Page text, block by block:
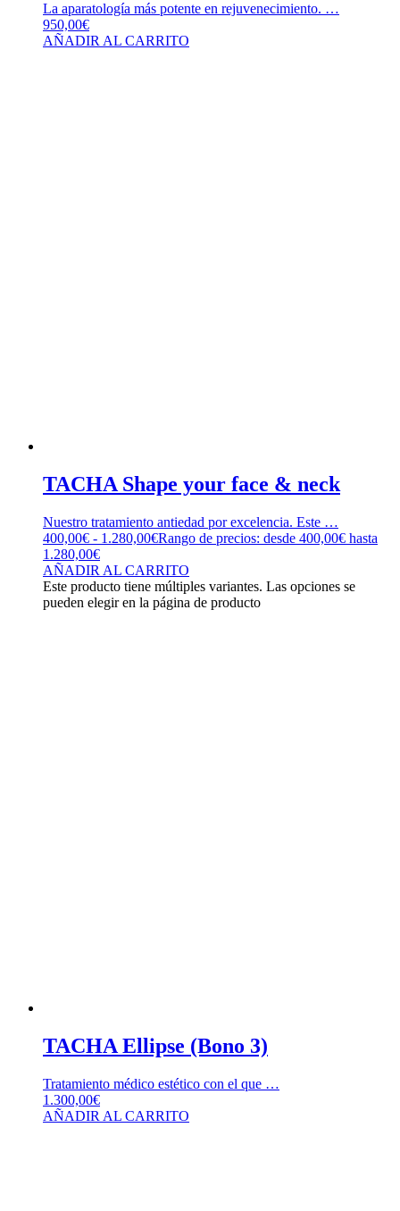
La aparatología más potente en rejuvenecimiento. …
950,00€
AÑADIR AL CARRITO
TACHA Shape your face & neck
Nuestro tratamiento antiedad por excelencia. Este …
400,00€ - 1.280,00€Rango de precios: desde 400,00€ hasta
1.280,00€
AÑADIR AL CARRITO
Este producto tiene múltiples variantes. Las opciones se
pueden elegir en la página de producto
TACHA Ellipse (Bono 3)
Tratamiento médico estético con el que …
1.300,00€
AÑADIR AL CARRITO